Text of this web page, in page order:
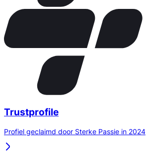
Trustprofile
Profiel geclaimd door Sterke Passie in 2024